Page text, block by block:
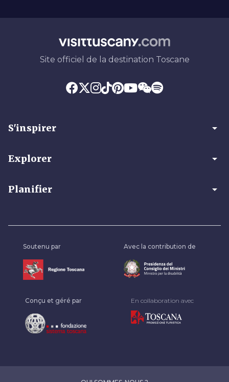
Site officiel de la destination Toscane
S'inspirer arrow_drop_down
Explorer arrow_drop_down
Planifier arrow_drop_down
Soutenu par Avec la contribution de
Conçu et géré par En collaboration avec